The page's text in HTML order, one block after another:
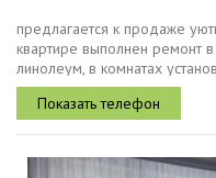
предлагается к продаже
квартире выполнен ремонт
линолеум, в комнатах
межкомнатные двери.